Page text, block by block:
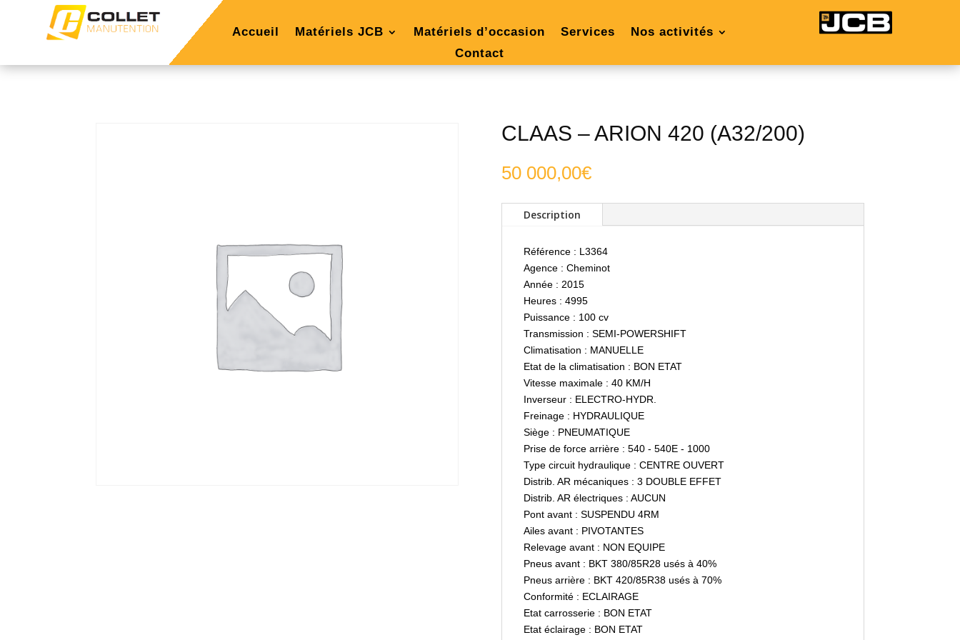
Accueil Matériels JCB Matériels d’occasion Services
Nos activités
Contact
CLAAS – ARION 420 (A32/200)
50 000,00€
Description
Référence : L3364
Agence : Cheminot
Année : 2015
Heures : 4995
Puissance : 100 cv
Transmission : SEMI-POWERSHIFT
Climatisation : MANUELLE
Etat de la climatisation : BON ETAT
Vitesse maximale : 40 KM/H
Inverseur : ELECTRO-HYDR.
Freinage : HYDRAULIQUE
Siège : PNEUMATIQUE
Prise de force arrière : 540 - 540E - 1000
Type circuit hydraulique : CENTRE OUVERT
Distrib. AR mécaniques : 3 DOUBLE EFFET
Distrib. AR électriques : AUCUN
Pont avant : SUSPENDU 4RM
Ailes avant : PIVOTANTES
Relevage avant : NON EQUIPE
Pneus avant : BKT 380/85R28 usés à 40%
Pneus arrière : BKT 420/85R38 usés à 70%
Conformité : ECLAIRAGE
Etat carrosserie : BON ETAT
Etat éclairage : BON ETAT